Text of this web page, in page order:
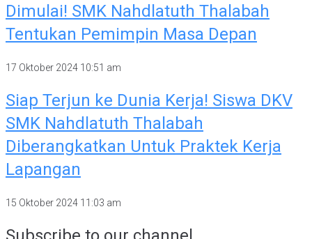
Dimulai! SMK Nahdlatuth Thalabah
Tentukan Pemimpin Masa Depan
17 Oktober 2024 10:51 am
Siap Terjun ke Dunia Kerja! Siswa DKV
SMK Nahdlatuth Thalabah
Diberangkatkan Untuk Praktek Kerja
Lapangan
15 Oktober 2024 11:03 am